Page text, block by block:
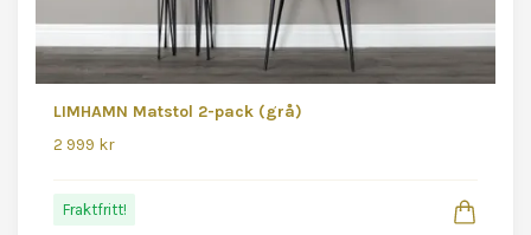
LIMHAMN Matstol 2-pack (grå)
2 999 kr
Fraktfritt!